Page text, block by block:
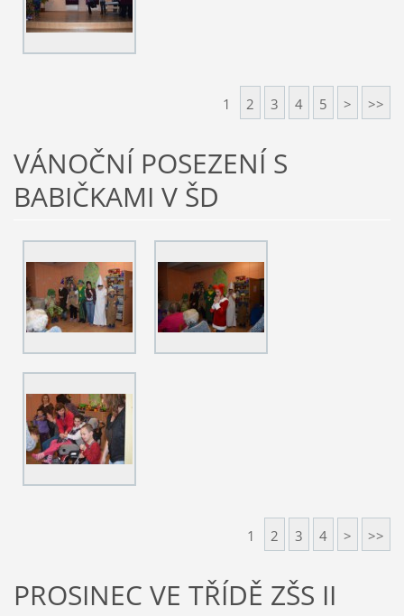
1 2 3 4 5 > >>
VÁNOČNÍ POSEZENÍ S
BABIČKAMI V ŠD
1 2 3 4 > >>
PROSINEC VE TŘÍDĚ ZŠS II